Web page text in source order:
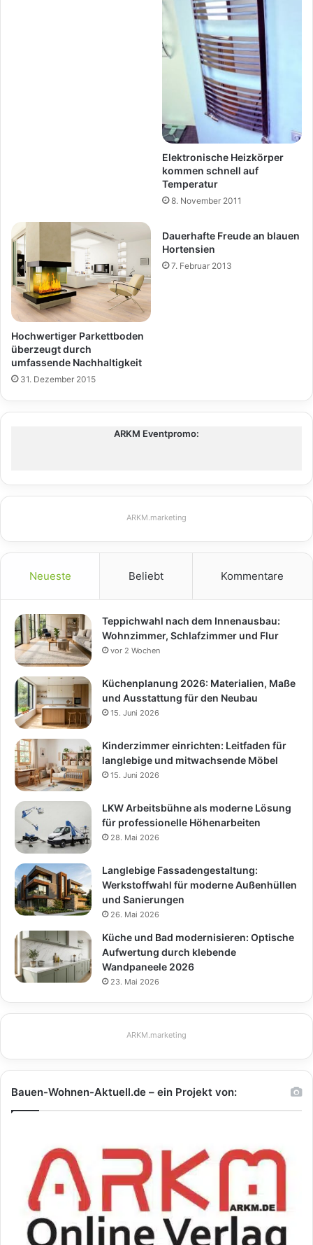
Elektronische Heizkörper
kommen schnell auf
Temperatur
8. November 2011
Hochwertiger Parkettboden
überzeugt durch
umfassende Nachhaltigkeit
31. Dezember 2015
Dauerhafte Freude an blauen
Hortensien
7. Februar 2013
ARKM Eventpromo:
ARKM.marketing
Neueste Beliebt Kommentare
Teppichwahl nach dem Innenausbau:
Wohnzimmer, Schlafzimmer und Flur
vor 2 Wochen
Küchenplanung 2026: Materialien, Maße
und Ausstattung für den Neubau
15. Juni 2026
Kinderzimmer einrichten: Leitfaden für
langlebige und mitwachsende Möbel
15. Juni 2026
LKW Arbeitsbühne als moderne Lösung
für professionelle Höhenarbeiten
28. Mai 2026
Langlebige Fassadengestaltung:
Werkstoffwahl für moderne Außenhüllen
und Sanierungen
26. Mai 2026
Küche und Bad modernisieren: Optische
Aufwertung durch klebende
Wandpaneele 2026
23. Mai 2026
ARKM.marketing
Bauen-Wohnen-Aktuell.de – ein Projekt von: